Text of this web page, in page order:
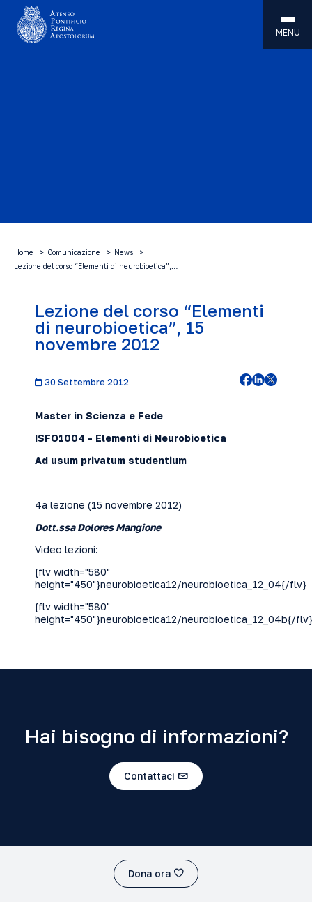
MENU
Home Comunicazione
News
Lezione del corso “Elementi di neurobioetica”,…
Lezione del corso “Elementi
di neurobioetica”, 15
novembre 2012
30 Settembre 2012
Master in Scienza e Fede
ISFO1004 - Elementi di Neurobioetica
Ad usum privatum studentium
4a lezione (15 novembre 2012)
Dott.ssa Dolores Mangione
Video lezioni:
{flv width="580"
height="450"}neurobioetica12/neurobioetica_12_04{/flv}
{flv width="580"
height="450"}neurobioetica12/neurobioetica_12_04b{/flv}
Hai bisogno di informazioni?
Contattaci
Dona ora